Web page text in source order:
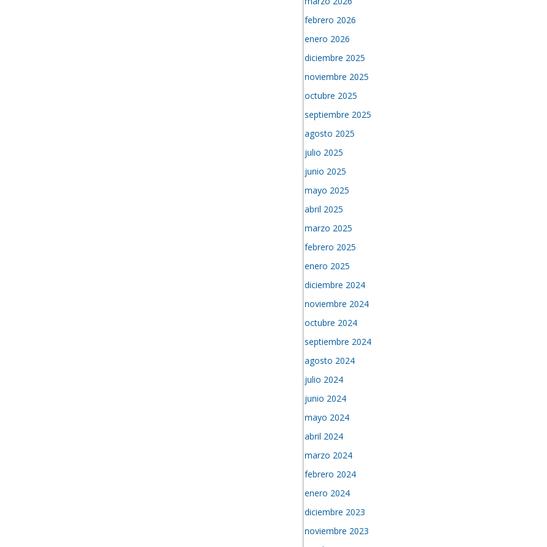
febrero 2026
enero 2026
diciembre 2025
noviembre 2025
octubre 2025
septiembre 2025
agosto 2025
julio 2025
junio 2025
mayo 2025
abril 2025
marzo 2025
febrero 2025
enero 2025
diciembre 2024
noviembre 2024
octubre 2024
septiembre 2024
agosto 2024
julio 2024
junio 2024
mayo 2024
abril 2024
marzo 2024
febrero 2024
enero 2024
diciembre 2023
noviembre 2023